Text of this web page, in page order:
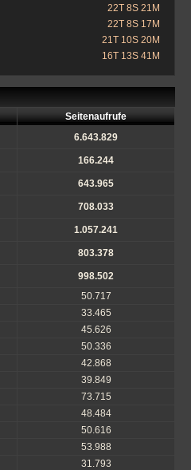
22T 8S 21M
22T 8S 17M
21T 10S 20M
16T 13S 41M
Seitenaufrufe
6.643.829
166.244
643.965
708.033
1.057.241
803.378
998.502
50.717
33.465
45.626
50.336
42.868
39.849
73.715
48.484
50.616
53.988
31.793